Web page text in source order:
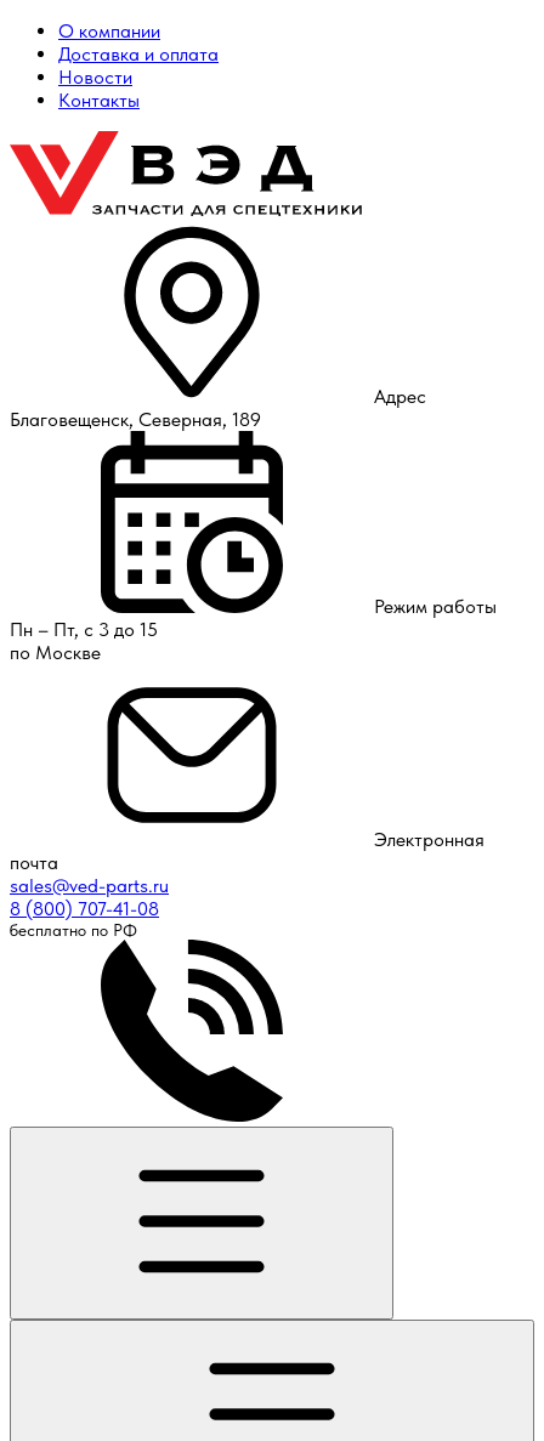
О компании
Доставка и оплата
Новости
Контакты
Адрес
Благовещенск, Северная, 189
Режим работы
Пн – Пт, с 3 до 15
по Москве
Электронная
почта
sales@ved-parts.ru
8 (800) 707-41-08
бесплатно по РФ